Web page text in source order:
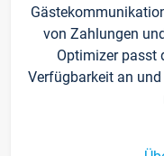
von Zahlungen
Optimizer passt
Verfügbarkeit an